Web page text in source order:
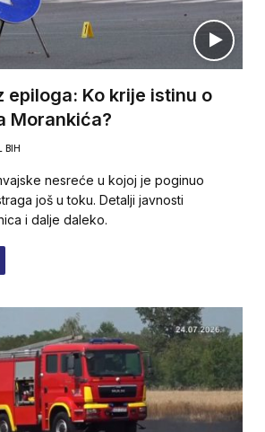
epiloga: Ko krije istinu o
Morankića?
BIH
nesreće u kojoj je poginuo
još u toku. Detalji javnosti
i dalje daleko.